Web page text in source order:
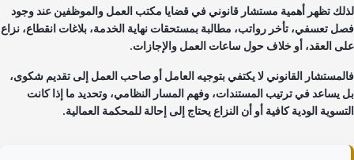
تظهر أهميةمستشار قانوني في قضايا مكتب العمل والموظفينعند وجود
تعسفي، تأخر رواتب، مطالبة بمستحقات نهاية الخدمة، بلاغات انقطاع، نزاع
العقد، أو خلاف حول ساعات العمل والإجازات.
القانوني لا يكتفي بتوجيه العامل أو صاحب العمل إلى تقديم شكوى،
يساعد في ترتيب المستندات، وفهم المسار النظامي، وتحديد ما إذا كانت
الودية كافية أو أن النزاع يحتاج إلى إحالة للمحكمة العمالية.